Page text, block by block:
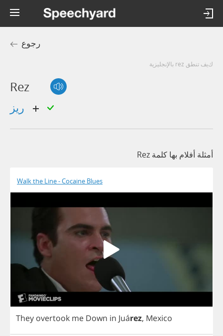
رجوع
كيف تنطق rez بالإنجليزية
Rez
أمثلة أفلام بها كلمة Rez
Walk the Line - Cocaine Blues
They overtook me Down in Juárez, Mexico